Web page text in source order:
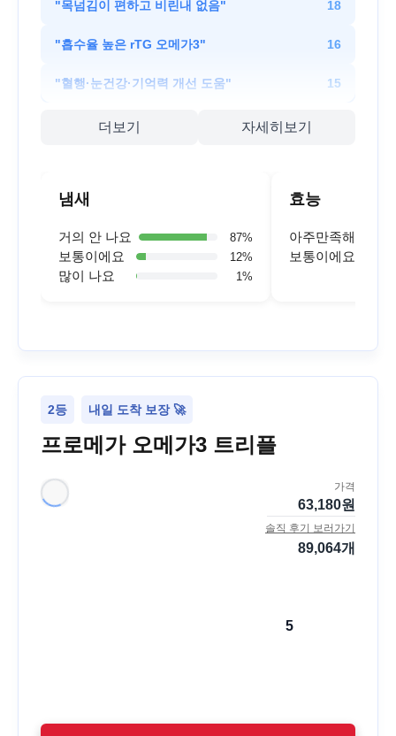
"목넘김이 편하고 비린내 없음" 18
"흡수율 높은 rTG 오메가3" 16
"혈행·눈건강·기억력 개선 도움" 15
더보기 자세히보기
냄새
거의 안 나요 87%
보통이에요 12%
많이 나요 1%
효능
아주만족해요
보통이에요
2등 내일 도착 보장 🚀
프로메가 오메가3 트리플
가격
63,180원
솔직 후기 보러가기
89,064개
5